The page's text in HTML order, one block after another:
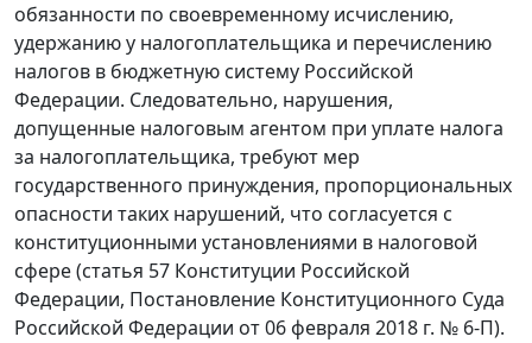
обязанности по своевременному исчислению,
удержанию у налогоплательщика и перечислению
налогов в бюджетную систему Российской
Федерации. Следовательно, нарушения,
допущенные налоговым агентом при уплате налога
за налогоплательщика, требуют мер
государственного принуждения, пропорциональных
опасности таких нарушений, что согласуется с
конституционными установлениями в налоговой
сфере (статья 57 Конституции Российской
Федерации, Постановление Конституционного Суда
Российской Федерации от 06 февраля 2018 г. № 6-П).